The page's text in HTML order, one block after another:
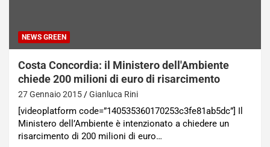
NEWS GREEN
Costa Concordia: il Ministero dell'Ambiente
chiede 200 milioni di euro di risarcimento
27 Gennaio 2015 Gianluca Rini
[videoplatform code=”140535360170253c3fe81ab5dc”] Il
Ministero dell’Ambiente è intenzionato a chiedere un
risarcimento di 200 milioni di euro…